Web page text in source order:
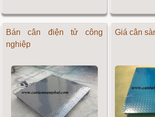
Bán cân điện tử công
nghiệp
Giá cân